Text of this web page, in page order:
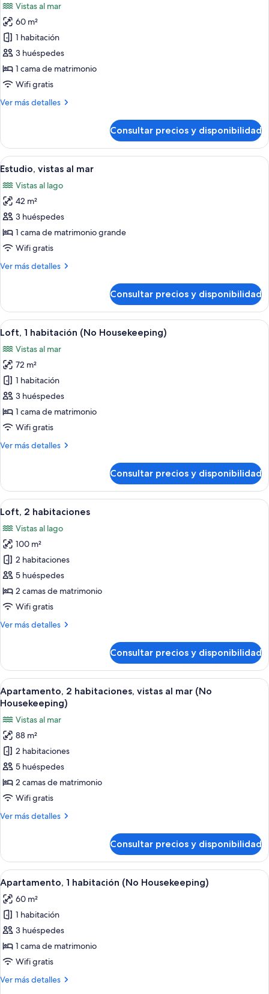
fotos
de
Apartamento,
1
habitación,
vistas
mar
Vistas al mar
60 m²
1 habitación
3 huéspedes
1 cama de matrimonio
Wifi gratis
Ver más detalles
Más
1
habitación,
vistas
mar
(No
Housekeeping)
Consultar precios y disponibilidad
Abrir
todas
las
fotos
de
Estudio,
vistas
mar
Vista costera con playa, cielo
12
Estudio, vistas al mar
Vistas al lago
42 m²
3 huéspedes
1 cama de matrimonio grande
Wifi gratis
Ver más detalles
Más
vistas
al
mar
Consultar precios y disponibilidad
Abrir
todas
las
fotos
de
Loft,
1
habitación
Housekeeping)
Un balcón con una silla de mimbre,
12
Loft, 1 habitación (No Housekeeping)
Vistas al mar
72 m²
1 habitación
3 huéspedes
1 cama de matrimonio
Wifi gratis
Ver más detalles
Más
1
habitación
(No
Consultar precios y disponibilidad
Abrir
todas
las
fotos
de
Loft,
2
habitaciones
Un balcón con una silla de mimbre,
18
Loft, 2 habitaciones
Vistas al lago
100 m²
2 habitaciones
5 huéspedes
2 camas de matrimonio
Wifi gratis
Ver más detalles
Más
2
habitaciones
Consultar precios y disponibilidad
Abrir
todas
fotos
de
Apartamento,
2
habitaciones,
vistas
mar
Una cama bien hecha con
9
Apartamento, 2 habitaciones, vistas al mar (No
Housekeeping)
Vistas al mar
88 m²
2 habitaciones
5 huéspedes
2 camas de matrimonio
Wifi gratis
Ver más detalles
Más
2
habitaciones,
vistas
mar
(No
Housekeeping)
Consultar precios y disponibilidad
Abrir
todas
las
fotos
de
Apartamento,
1
(No
Una cama bien hecha con
36
Apartamento, 1 habitación (No Housekeeping)
60 m²
1 habitación
3 huéspedes
1 cama de matrimonio
Wifi gratis
Ver más detalles
Más